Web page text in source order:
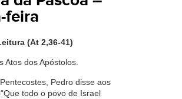
feira
(At 2,36-41)
Atos dos Apóstolos.
Pedro disse aos
“Que todo o povo de Israel